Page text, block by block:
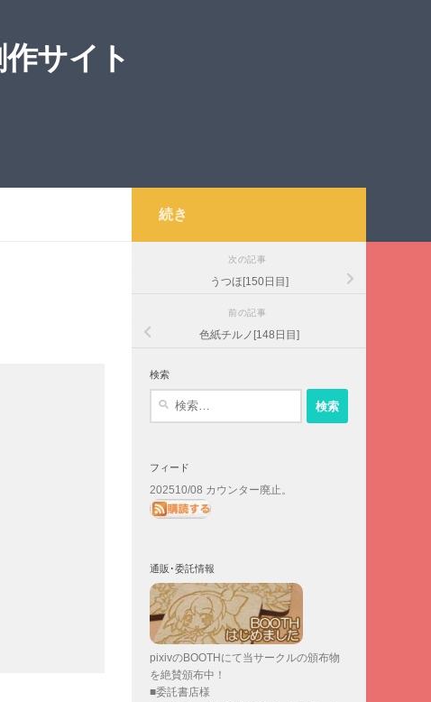
サイト
続き
次の記事
うつほ[150日目]
前の記事
色紙チルノ[148日目]
検索
フィード
202510/08 カウンター廃止。
通販･委託情報
pixivのBOOTHにて当サークルの頒布物
を絶賛頒布中！
■委託書店様